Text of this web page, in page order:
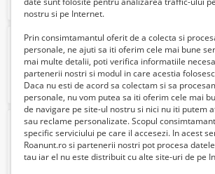
Centralinista / Dispecer In
3500 Lei
Barbat 42 ani caut de
400 Lei
nostru si pe Internet.
Prin consimtamantul oferit de a colecta si
personale, ne ajuti sa iti oferim cele mai bune
mai multe detalii, poti verifica informatiile
partenerii nostri si modul in care acestia
Daca nu esti de acord sa colectam si sa
personale, nu vom putea sa iti oferim cele mai
de navigare pe site-ul nostru si nici nu iti putem
sau reclame personalizate. Scopul
specific serviciului pe care il accesezi. In acest
Roanunt.ro si partenerii nostri pot procesa
tau iar el nu este distribuit cu alte site-uri de pe